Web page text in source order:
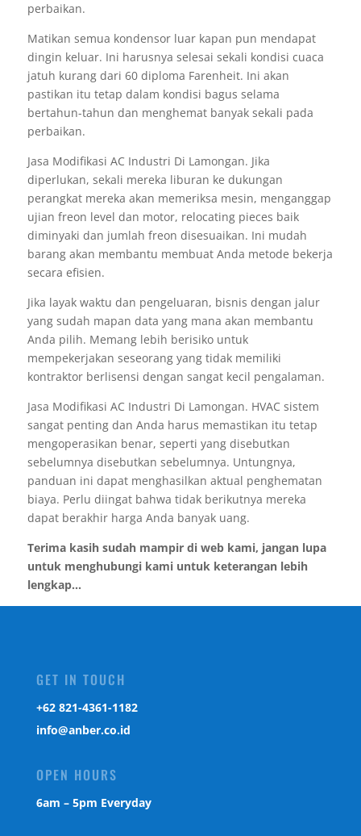
perbaikan.
Matikan semua kondensor luar kapan pun mendapat
dingin keluar. Ini harusnya selesai sekali kondisi cuaca
jatuh kurang dari 60 diploma Farenheit. Ini akan
pastikan itu tetap dalam kondisi bagus selama
bertahun-tahun dan menghemat banyak sekali pada
perbaikan.
Jasa Modifikasi AC Industri Di Lamongan. Jika
diperlukan, sekali mereka liburan ke dukungan
perangkat mereka akan memeriksa mesin, menganggap
ujian freon level dan motor, relocating pieces baik
diminyaki dan jumlah freon disesuaikan. Ini mudah
barang akan membantu membuat Anda metode bekerja
secara efisien.
Jika layak waktu dan pengeluaran, bisnis dengan jalur
yang sudah mapan data yang mana akan membantu
Anda pilih. Memang lebih berisiko untuk
mempekerjakan seseorang yang tidak memiliki
kontraktor berlisensi dengan sangat kecil pengalaman.
Jasa Modifikasi AC Industri Di Lamongan. HVAC sistem
sangat penting dan Anda harus memastikan itu tetap
mengoperasikan benar, seperti yang disebutkan
sebelumnya disebutkan sebelumnya. Untungnya,
panduan ini dapat menghasilkan aktual penghematan
biaya. Perlu diingat bahwa tidak berikutnya mereka
dapat berakhir harga Anda banyak uang.
Terima kasih sudah mampir di web kami, jangan lupa
untuk menghubungi kami untuk keterangan lebih
lengkap...
GET IN TOUCH
‎+62 821-4361-1182
info@anber.co.id
OPEN HOURS
6am – 5pm Everyday